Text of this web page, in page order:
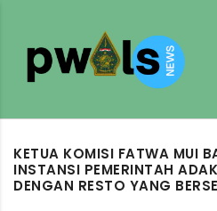
KETUA KOMISI FATWA MUI
INSTANSI PEMERINTAH
DENGAN RESTO YANG